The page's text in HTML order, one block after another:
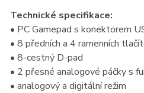
Technické specifikace:
• PC Gamepad s konektorem
• 8 předních a 4 ramenních
• 8-cestný D-pad
• 2 přesné analogové páčky s
• analogový a digitální režim